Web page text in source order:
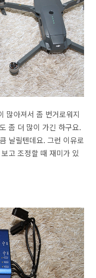
많아져서 좀 번거로워지
좀 더 많이 가긴 하구요.
날릴텐데요. 그런 이유로
고 조정할 때 재미가 있